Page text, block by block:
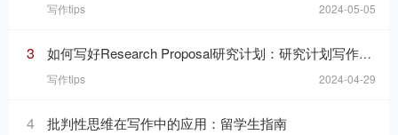
写作tips 2024-05-05
3 如何写好Research Proposal研究计划：研究计划写作的七个要素
写作tips 2024-04-29
4 批判性思维在写作中的应用：留学生指南